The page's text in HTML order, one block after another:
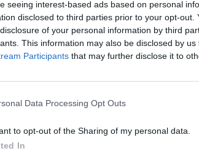
seeing interest-based ads based on personal
disclosed to third parties prior to your opt-
of your personal information by third
This information may also be disclosed by
Participants that may further disclose it to
Data Processing Opt Outs
to opt-out of the Sharing of my personal data.
In
στοGoogle Newsκαι μάθετε
, μπείτε στην